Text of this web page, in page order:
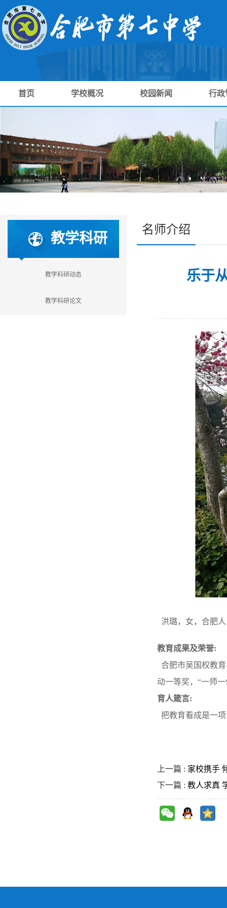
首页 学校概况 校园新闻 行政
教学科研
教学科研动态
教学科研论文
名师介绍
乐于
洪璐，女，合肥
教育成果及荣誉:
合肥市吴国权教
动一等奖， “一师
育人箴言:
把教育看成是一
上一篇 : 家校携手
下一篇 : 教人求真